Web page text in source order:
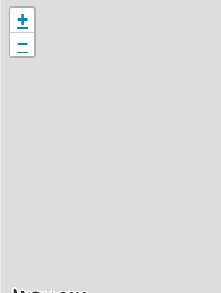
+
−